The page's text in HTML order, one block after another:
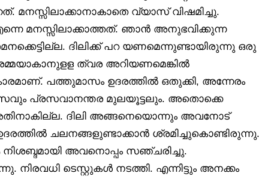
വ്യാസ് വിഷമിച്ചു.
മനസ്സിലാക്കാത്തത്. ഞാൻ അനുഭവിക്കുന്ന
ദിലിക്ക് പറ യണമെന്നുണ്ടായിരുന്നു ഒരു
ത്വര അറിയണമെങ്കിൽ
പത്തുമാസം ഉദരത്തിൽ ഒതുക്കി, അന്നേരം
പ്രസവാനന്തര മുലയൂട്ടലും. അതൊക്കെ
ദിലി അങ്ങനെയൊന്നും അവനോട്
ചലനങ്ങളുണ്ടാക്കാൻ ശ്രമിച്ചുകൊണ്ടിരുന്നു.
അവനൊപ്പം സഞ്ചരിച്ചു.
ടെസ്റ്റുകൾ നടത്തി. എന്നിട്ടും അനക്കം